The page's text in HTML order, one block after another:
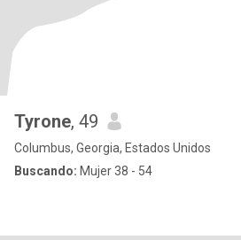
Tyrone, 49
Columbus, Georgia, Estados Unidos
Buscando: Mujer 38 - 54